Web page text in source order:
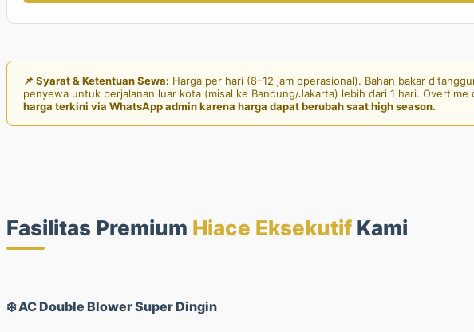
📌 Syarat & Ketentuan Sewa: Harga per hari (8–12 jam operasional). Bahan bakar
penyewa untuk perjalanan luar kota (misal ke Bandung/Jakarta) lebih dari 1 hari.
harga terkini via WhatsApp admin karena harga dapat berubah saat high season.
Fasilitas Premium Hiace Eksekutif Kami
❄️ AC Double Blower Super Dingin